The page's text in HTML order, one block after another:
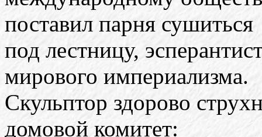
поставил парня сушиться
под лестницу,
мирового империализма.
Скульптор здорово
домовой комитет: